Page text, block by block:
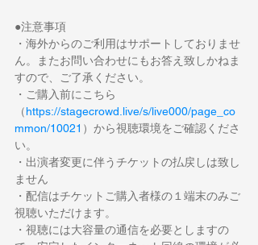
●注意事項
・海外からのご利用はサポートしておりませ
ん。またお問い合わせにもお答え致しかねま
すので、ご了承ください。
・ご購入前にこちら
（https://stagecrowd.live/s/live000/page_co
mmon/10021 ）から視聴環境をご確認くださ
い。
・出演者変更に伴うチケットの払戻しは致し
ません
・配信はチケットご購入者様の１端末のみご
視聴いただけます。
・視聴には大容量の通信を必要としますの